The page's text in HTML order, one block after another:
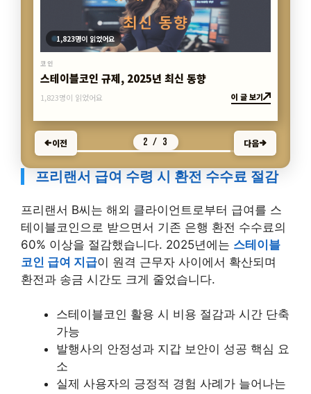
5,819명이 읽었어요
코인
USDT·USDC 디페깅, 실제 사례와 예방법
5,819명이 읽었어요 이 글 보기
이전 3 / 3 다음
프리랜서 급여 수령 시 환전 수수료 절감
프리랜서 B씨는 해외 클라이언트로부터 급여를 스
테이블코인으로 받으면서 기존 은행 환전 수수료의
60% 이상을 절감했습니다. 2025년에는 스테이블
코인 급여 지급이 원격 근무자 사이에서 확산되며
환전과 송금 시간도 크게 줄었습니다.
스테이블코인 활용 시 비용 절감과 시간 단축
가능
발행사의 안정성과 지갑 보안이 성공 핵심 요
소
실제 사용자의 긍정적 경험 사례가 늘어나는